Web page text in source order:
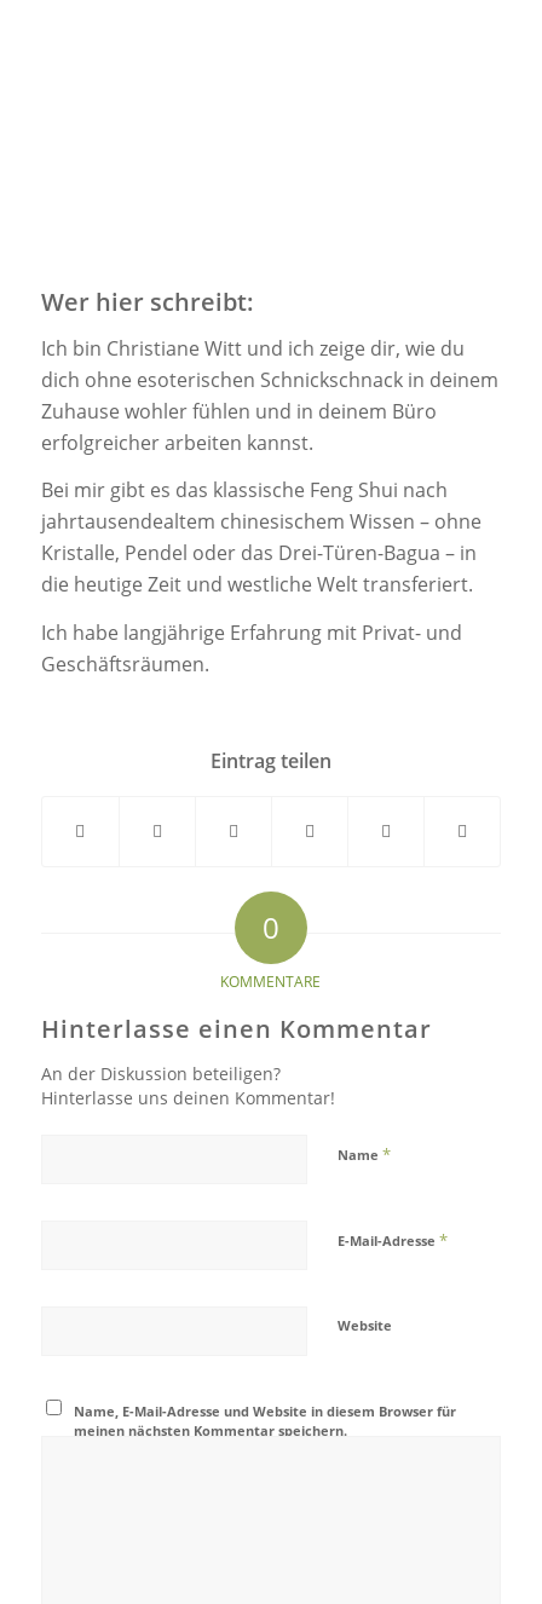
Wer hier schreibt:
Ich bin Christiane Witt und ich zeige dir, wie du
dich ohne esoterischen Schnickschnack in deinem
Zuhause wohler fühlen und in deinem Büro
erfolgreicher arbeiten kannst.
Bei mir gibt es das klassische Feng Shui nach
jahrtausendealtem chinesischem Wissen – ohne
Kristalle, Pendel oder das Drei-Türen-Bagua – in
die heutige Zeit und westliche Welt transferiert.
Ich habe langjährige Erfahrung mit Privat- und
Geschäftsräumen.
Eintrag teilen
0
KOMMENTARE
Hinterlasse einen Kommentar
An der Diskussion beteiligen?
Hinterlasse uns deinen Kommentar!
Name *
E-Mail-Adresse *
Website
Name, E-Mail-Adresse und Website in diesem Browser für
meinen nächsten Kommentar speichern.